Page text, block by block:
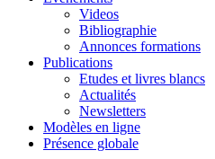
Videos
Bibliographie
Annonces formations
Publications
Etudes et livres blancs
Actualités
Newsletters
Modèles en ligne
Présence globale